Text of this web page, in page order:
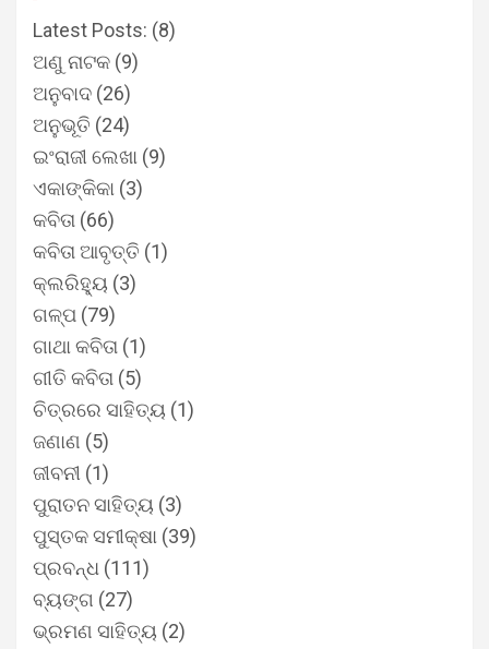
Latest Posts: (8)
ଅଣୁ ନାଟକ (9)
ଅନୁବାଦ (26)
ଅନୁଭୂତି (24)
ଇଂରାଜୀ ଲେଖା (9)
ଏକାଙ୍କିକା (3)
କବିତା (66)
କବିତା ଆବୃତ୍ତି (1)
କ୍ଲରିହ୍ୟୁ (3)
ଗଳ୍ପ (79)
ଗାଥା କବିତା (1)
ଗୀତି କବିତା (5)
ଚିତ୍ରରେ ସାହିତ୍ୟ (1)
ଜଣାଣ (5)
ଜୀବନୀ (1)
ପୁରାତନ ସାହିତ୍ୟ (3)
ପୁସ୍ତକ ସମୀକ୍ଷା (39)
ପ୍ରବନ୍ଧ (111)
ବ୍ୟଙ୍ଗ (27)
ଭ୍ରମଣ ସାହିତ୍ୟ (2)